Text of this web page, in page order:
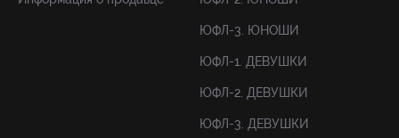
ЮФЛ-3. ЮНОШИ
ЮФЛ-1. ДЕВУШКИ
ЮФЛ-2. ДЕВУШКИ
ЮФЛ-3. ДЕВУШКИ